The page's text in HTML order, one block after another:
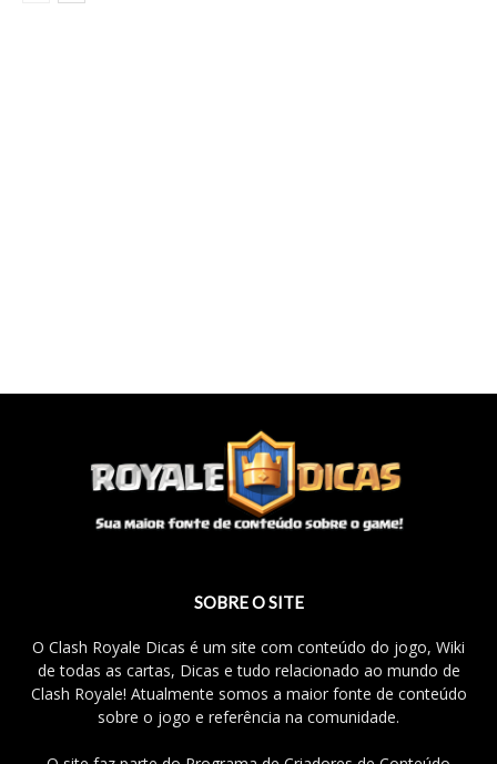
SOBRE O SITE
O Clash Royale Dicas é um site com conteúdo do jogo, Wiki
de todas as cartas, Dicas e tudo relacionado ao mundo de
Clash Royale! Atualmente somos a maior fonte de conteúdo
sobre o jogo e referência na comunidade.